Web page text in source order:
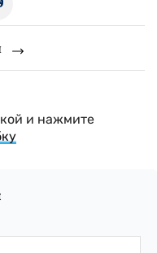
и нажмите